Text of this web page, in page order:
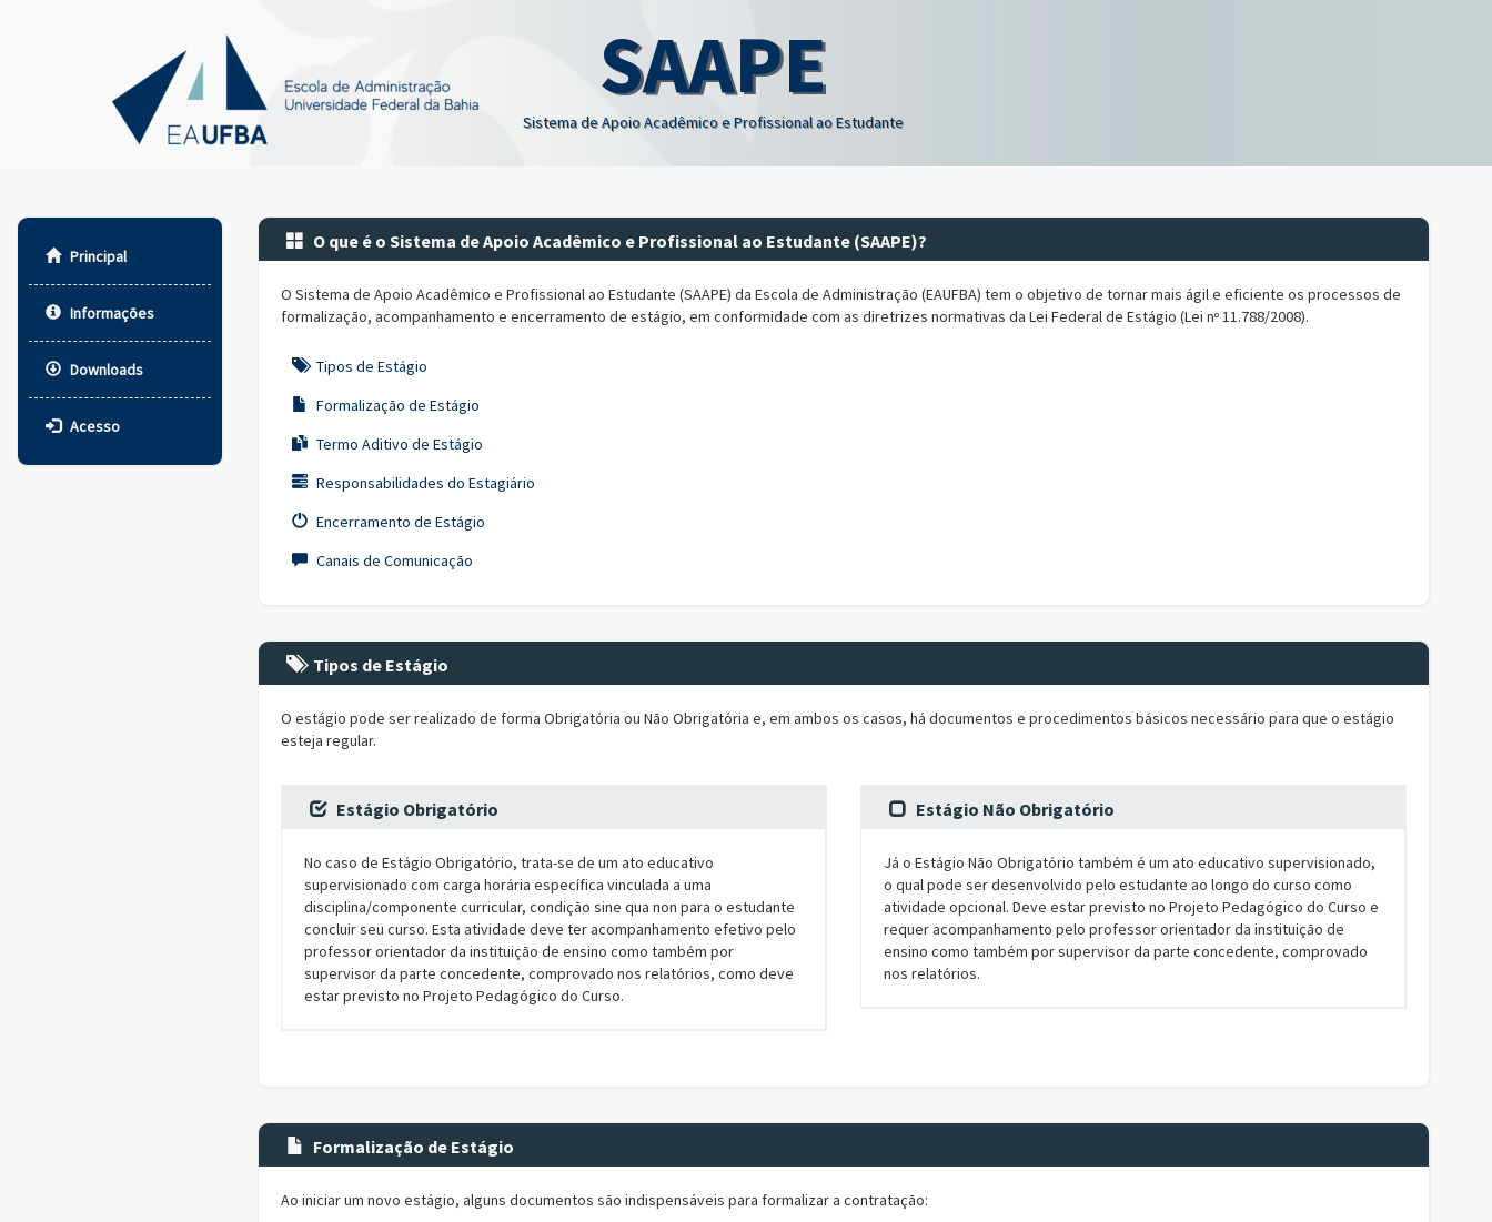
SAAPE
Sistema de Apoio Acadêmico e Profissional ao Estudante
Principal
Informações
Downloads
Acesso
O que é o Sistema de Apoio Acadêmico e Profissional ao Estudante (SAAPE)?
O Sistema de Apoio Acadêmico e Profissional ao Estudante (SAAPE) da Escola de Administração (EAUFBA) tem o objetivo de tornar mais ágil e eficiente os processos de
formalização, acompanhamento e encerramento de estágio, em conformidade com as diretrizes normativas da Lei Federal de Estágio (Lei nº 11.788/2008).
Tipos de Estágio
Formalização de Estágio
Termo Aditivo de Estágio
Responsabilidades do Estagiário
Encerramento de Estágio
Canais de Comunicação
Tipos de Estágio
O estágio pode ser realizado de forma Obrigatória ou Não Obrigatória e, em ambos os casos, há documentos e procedimentos básicos necessário para que o estágio
esteja regular.
Estágio Obrigatório
No caso de Estágio Obrigatório, trata-se de um ato educativo
supervisionado com carga horária específica vinculada a uma
disciplina/componente curricular, condição sine qua non para o estudante
concluir seu curso. Esta atividade deve ter acompanhamento efetivo pelo
professor orientador da instituição de ensino como também por
supervisor da parte concedente, comprovado nos relatórios, como deve
estar previsto no Projeto Pedagógico do Curso.
Estágio Não Obrigatório
Já o Estágio Não Obrigatório também é um ato educativo supervisionado,
o qual pode ser desenvolvido pelo estudante ao longo do curso como
atividade opcional. Deve estar previsto no Projeto Pedagógico do Curso e
requer acompanhamento pelo professor orientador da instituição de
ensino como também por supervisor da parte concedente, comprovado
nos relatórios.
Formalização de Estágio
Ao iniciar um novo estágio, alguns documentos são indispensáveis para formalizar a contratação: